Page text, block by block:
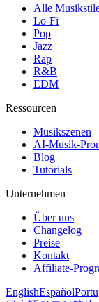
Alle
Lo-Fi
Pop
Jazz
Rap
R&B
EDM
Ressourcen
Musikszenen
AI-Musik-
Blog
Tutorials
Unternehmen
Über uns
Changelog
Preise
Kontakt
Affiliate-
EnglishEspañol